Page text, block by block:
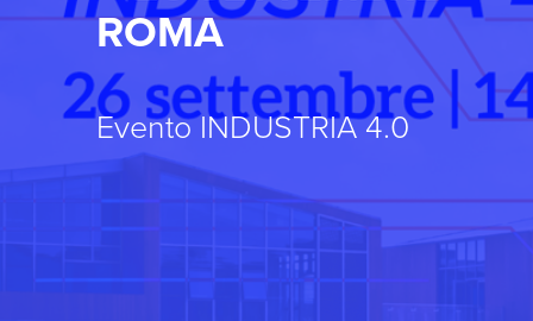
ROMA
Evento INDUSTRIA 4.0